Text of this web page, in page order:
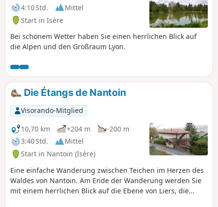
4:10 Std.
Mittel
Start in Isère
Bei schönem Wetter haben Sie einen herrlichen Blick auf
die Alpen und den Großraum Lyon.
Die Étangs de Nantoin
Visorando-Mitglied
10,70 km
+204 m
-200 m
3:40 Std.
Mittel
Start in Nantoin (Isère)
Eine einfache Wanderung zwischen Teichen im Herzen des
Waldes von Nantoin. Am Ende der Wanderung werden Sie
mit einem herrlichen Blick auf die Ebene von Liers, die